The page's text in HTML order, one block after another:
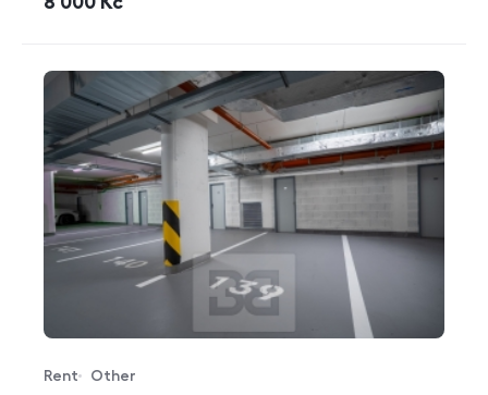
Offer type
Rent
Property type
Other